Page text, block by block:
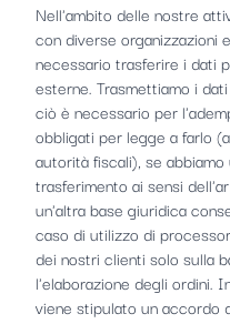
Nell'ambito delle nostre
con diverse organizzazioni
necessario trasferire i dati
esterne. Trasmettiamo i
ciò è necessario per
obbligati per legge a farlo
autorità fiscali), se
trasferimento ai sensi
un'altra base giuridica
caso di utilizzo di
dei nostri clienti solo sulla
l'elaborazione degli ordini.
viene stipulato un accordo